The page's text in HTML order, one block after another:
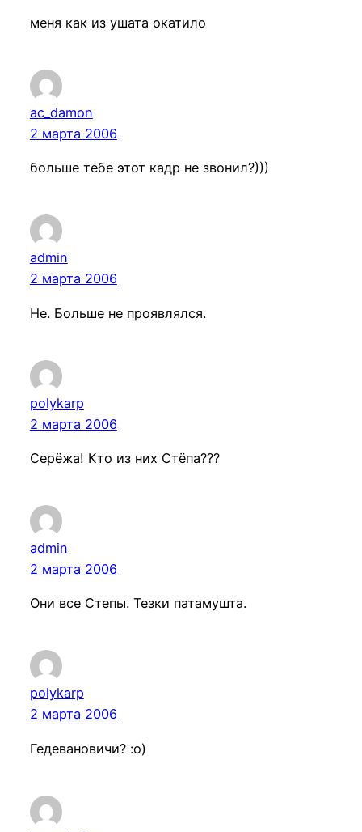
меня как из ушата окатило
ac_damon
2 марта 2006
больше тебе этот кадр не звонил?)))
admin
2 марта 2006
Не. Больше не проявлялся.
polykarp
2 марта 2006
Серёжа! Кто из них Стёпа???
admin
2 марта 2006
Они все Степы. Тезки патамушта.
polykarp
2 марта 2006
Гедевановичи? :о)